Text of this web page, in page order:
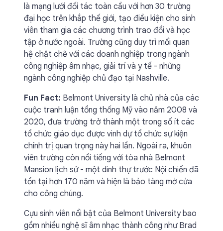
là mạng lưới đối tác toàn cầu với hơn 30 trường
đại học trên khắp thế giới, tạo điều kiện cho sinh
viên tham gia các chương trình trao đổi và học
tập ở nước ngoài. Trường cũng duy trì mối quan
hệ chặt chẽ với các doanh nghiệp trong ngành
công nghiệp âm nhạc, giải trí và y tế - những
ngành công nghiệp chủ đạo tại Nashville.
Fun Fact: Belmont University là chủ nhà của các
cuộc tranh luận tổng thống Mỹ vào năm 2008 và
2020, đưa trường trở thành một trong số ít các
tổ chức giáo dục được vinh dự tổ chức sự kiện
chính trị quan trọng này hai lần. Ngoài ra, khuôn
viên trường còn nổi tiếng với tòa nhà Belmont
Mansion lịch sử - một dinh thự trước Nội chiến đã
tồn tại hơn 170 năm và hiện là bảo tàng mở cửa
cho công chúng.
Cựu sinh viên nổi bật của Belmont University bao
gồm nhiều nghệ sĩ âm nhạc thành công như Brad